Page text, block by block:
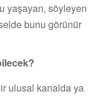
yaşayan, söyleyen
bunu görünür
ulusal kanalda ya